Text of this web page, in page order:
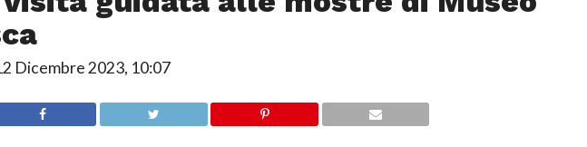
Dicembre 2023, 10:07